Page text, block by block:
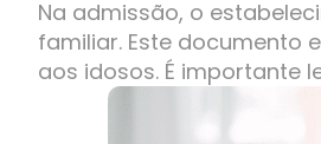
Na admissão, o
familiar. Este documento
aos idosos. É importante